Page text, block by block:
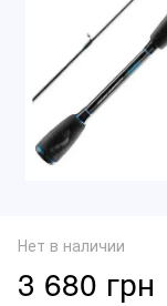
Нет в наличии
3 680 грн